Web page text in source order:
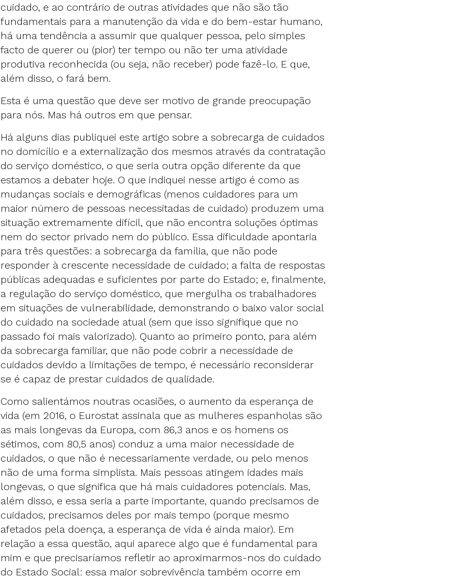
cuidado, e ao contrário de outras atividades que não são tão
fundamentais para a manutenção da vida e do bem-estar humano,
há uma tendência a assumir que qualquer pessoa, pelo simples
facto de querer ou (pior) ter tempo ou não ter uma atividade
produtiva reconhecida (ou seja, não receber) pode fazê-lo. E que,
além disso, o fará bem.
Esta é uma questão que deve ser motivo de grande preocupação
para nós. Mas há outros em que pensar.
Há alguns dias publiquei este artigo sobre a sobrecarga de cuidados
no domicílio e a externalização dos mesmos através da contratação
do serviço doméstico, o que seria outra opção diferente da que
estamos a debater hoje. O que indiquei nesse artigo é como as
mudanças sociais e demográficas (menos cuidadores para um
maior número de pessoas necessitadas de cuidado) produzem uma
situação extremamente difícil, que não encontra soluções óptimas
nem do sector privado nem do público. Essa dificuldade apontaria
para três questões: a sobrecarga da família, que não pode
responder à crescente necessidade de cuidado; a falta de respostas
públicas adequadas e suficientes por parte do Estado; e, finalmente,
a regulação do serviço doméstico, que mergulha os trabalhadores
em situações de vulnerabilidade, demonstrando o baixo valor social
do cuidado na sociedade atual (sem que isso signifique que no
passado foi mais valorizado). Quanto ao primeiro ponto, para além
da sobrecarga familiar, que não pode cobrir a necessidade de
cuidados devido a limitações de tempo, é necessário reconsiderar
se é capaz de prestar cuidados de qualidade.
Como salientámos noutras ocasiões, o aumento da esperança de
vida (em 2016, o Eurostat assinala que as mulheres espanholas são
as mais longevas da Europa, com 86,3 anos e os homens os
sétimos, com 80,5 anos) conduz a uma maior necessidade de
cuidados, o que não é necessariamente verdade, ou pelo menos
não de uma forma simplista. Mais pessoas atingem idades mais
longevas, o que significa que há mais cuidadores potenciais. Mas,
além disso, e essa seria a parte importante, quando precisamos de
cuidados, precisamos deles por mais tempo (porque mesmo
afetados pela doença, a esperança de vida é ainda maior). Em
relação a essa questão, aqui aparece algo que é fundamental para
mim e que precisaríamos refletir ao aproximarmos-nos do cuidado
do Estado Social: essa maior sobrevivência também ocorre em